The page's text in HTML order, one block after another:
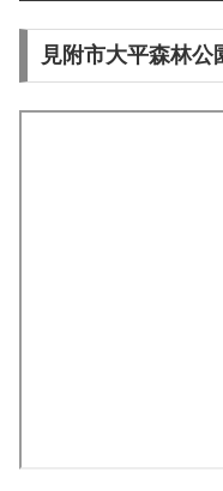
見附市大平森林公